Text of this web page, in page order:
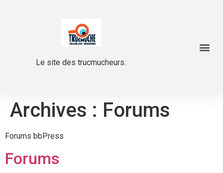
Le site des trucmucheurs.
Archives : Forums
Forums bbPress
Forums